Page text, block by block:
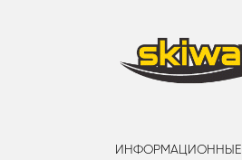
ИНФОРМАЦИОННЫЕ